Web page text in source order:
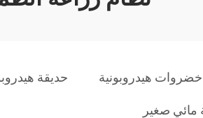
هيدروبونية حديقة
مائي صغير